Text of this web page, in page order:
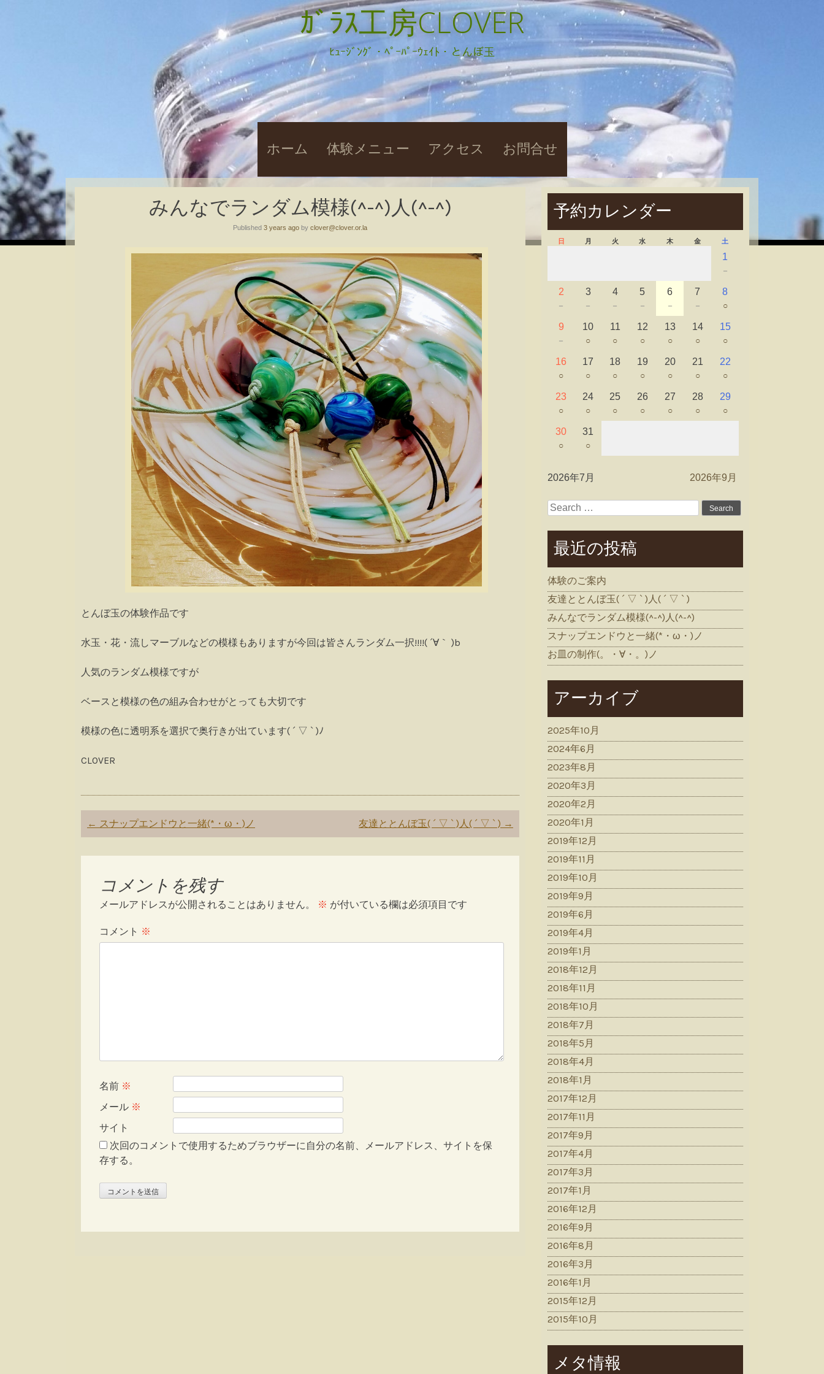
ｶﾞﾗｽ工房CLOVER
ﾋｭｰｼﾞﾝｸﾞ・ﾍﾟｰﾊﾟｰｳｪｲﾄ・とんぼ玉
Skip
ホーム 体験メニュー アクセス お問合せ
みんなでランダム模様(^-^)人(^-^)
Published 3 years ago by clover@clover.or.la
とんぼ玉の体験作品です
水玉・花・流しマーブルなどの模様もありますが今回は皆さんランダム一択!!!!( ´∀｀ )b
人気のランダム模様ですが
ベースと模様の色の組み合わせがとっても大切です
模様の色に透明系を選択で奥行きが出ています( ´ ▽ ` )ﾉ
CLOVER
Post
navigation
← スナップエンドウと一緒(*・ω・)ノ 友達ととんぼ玉( ´ ▽ ` )人( ´ ▽ ` ) →
コメントを残す
メールアドレスが公開されることはありません。 ※ が付いている欄は必須項目です
コメント ※
名前 ※
メール ※
サイト
次回のコメントで使用するためブラウザーに自分の名前、メールアドレス、サイトを保
存する。
予約カレンダー
日 月 火 水 木 金 土
1
－
2
－
3
－
4
－
5
－
6
－
7
－
8
○
9
－
10
○
11
○
12
○
13
○
14
○
15
○
16
○
17
○
18
○
19
○
20
○
21
○
22
○
23
○
24
○
25
○
26
○
27
○
28
○
29
○
30
○
31
○
2026年7月 2026年9月
Search
最近の投稿
体験のご案内
友達ととんぼ玉( ´ ▽ ` )人( ´ ▽ ` )
みんなでランダム模様(^-^)人(^-^)
スナップエンドウと一緒(*・ω・)ノ
お皿の制作(。・∀・。)ノ
アーカイブ
2025年10月
2024年6月
2023年8月
2020年3月
2020年2月
2020年1月
2019年12月
2019年11月
2019年10月
2019年9月
2019年6月
2019年4月
2019年1月
2018年12月
2018年11月
2018年10月
2018年7月
2018年5月
2018年4月
2018年1月
2017年12月
2017年11月
2017年9月
2017年4月
2017年3月
2017年1月
2016年12月
2016年9月
2016年8月
2016年3月
2016年1月
2015年12月
2015年10月
メタ情報